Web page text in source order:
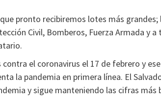
pronto recibiremos lotes más
Civil, Bomberos, Fuerza Armada y
el coronavirus el 17 de febrero y
la pandemia en primera línea. El
y sigue manteniendo las cifras más